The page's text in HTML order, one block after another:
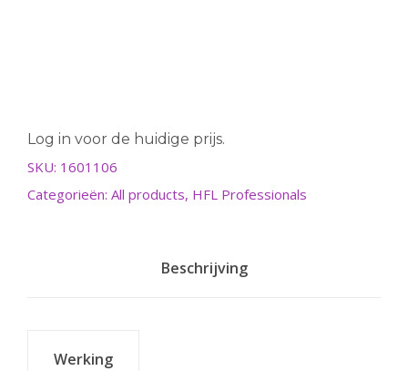
Log in voor de huidige prijs.
SKU: 1601106
Categorieën: All products, HFL Professionals
Beschrijving
Werking